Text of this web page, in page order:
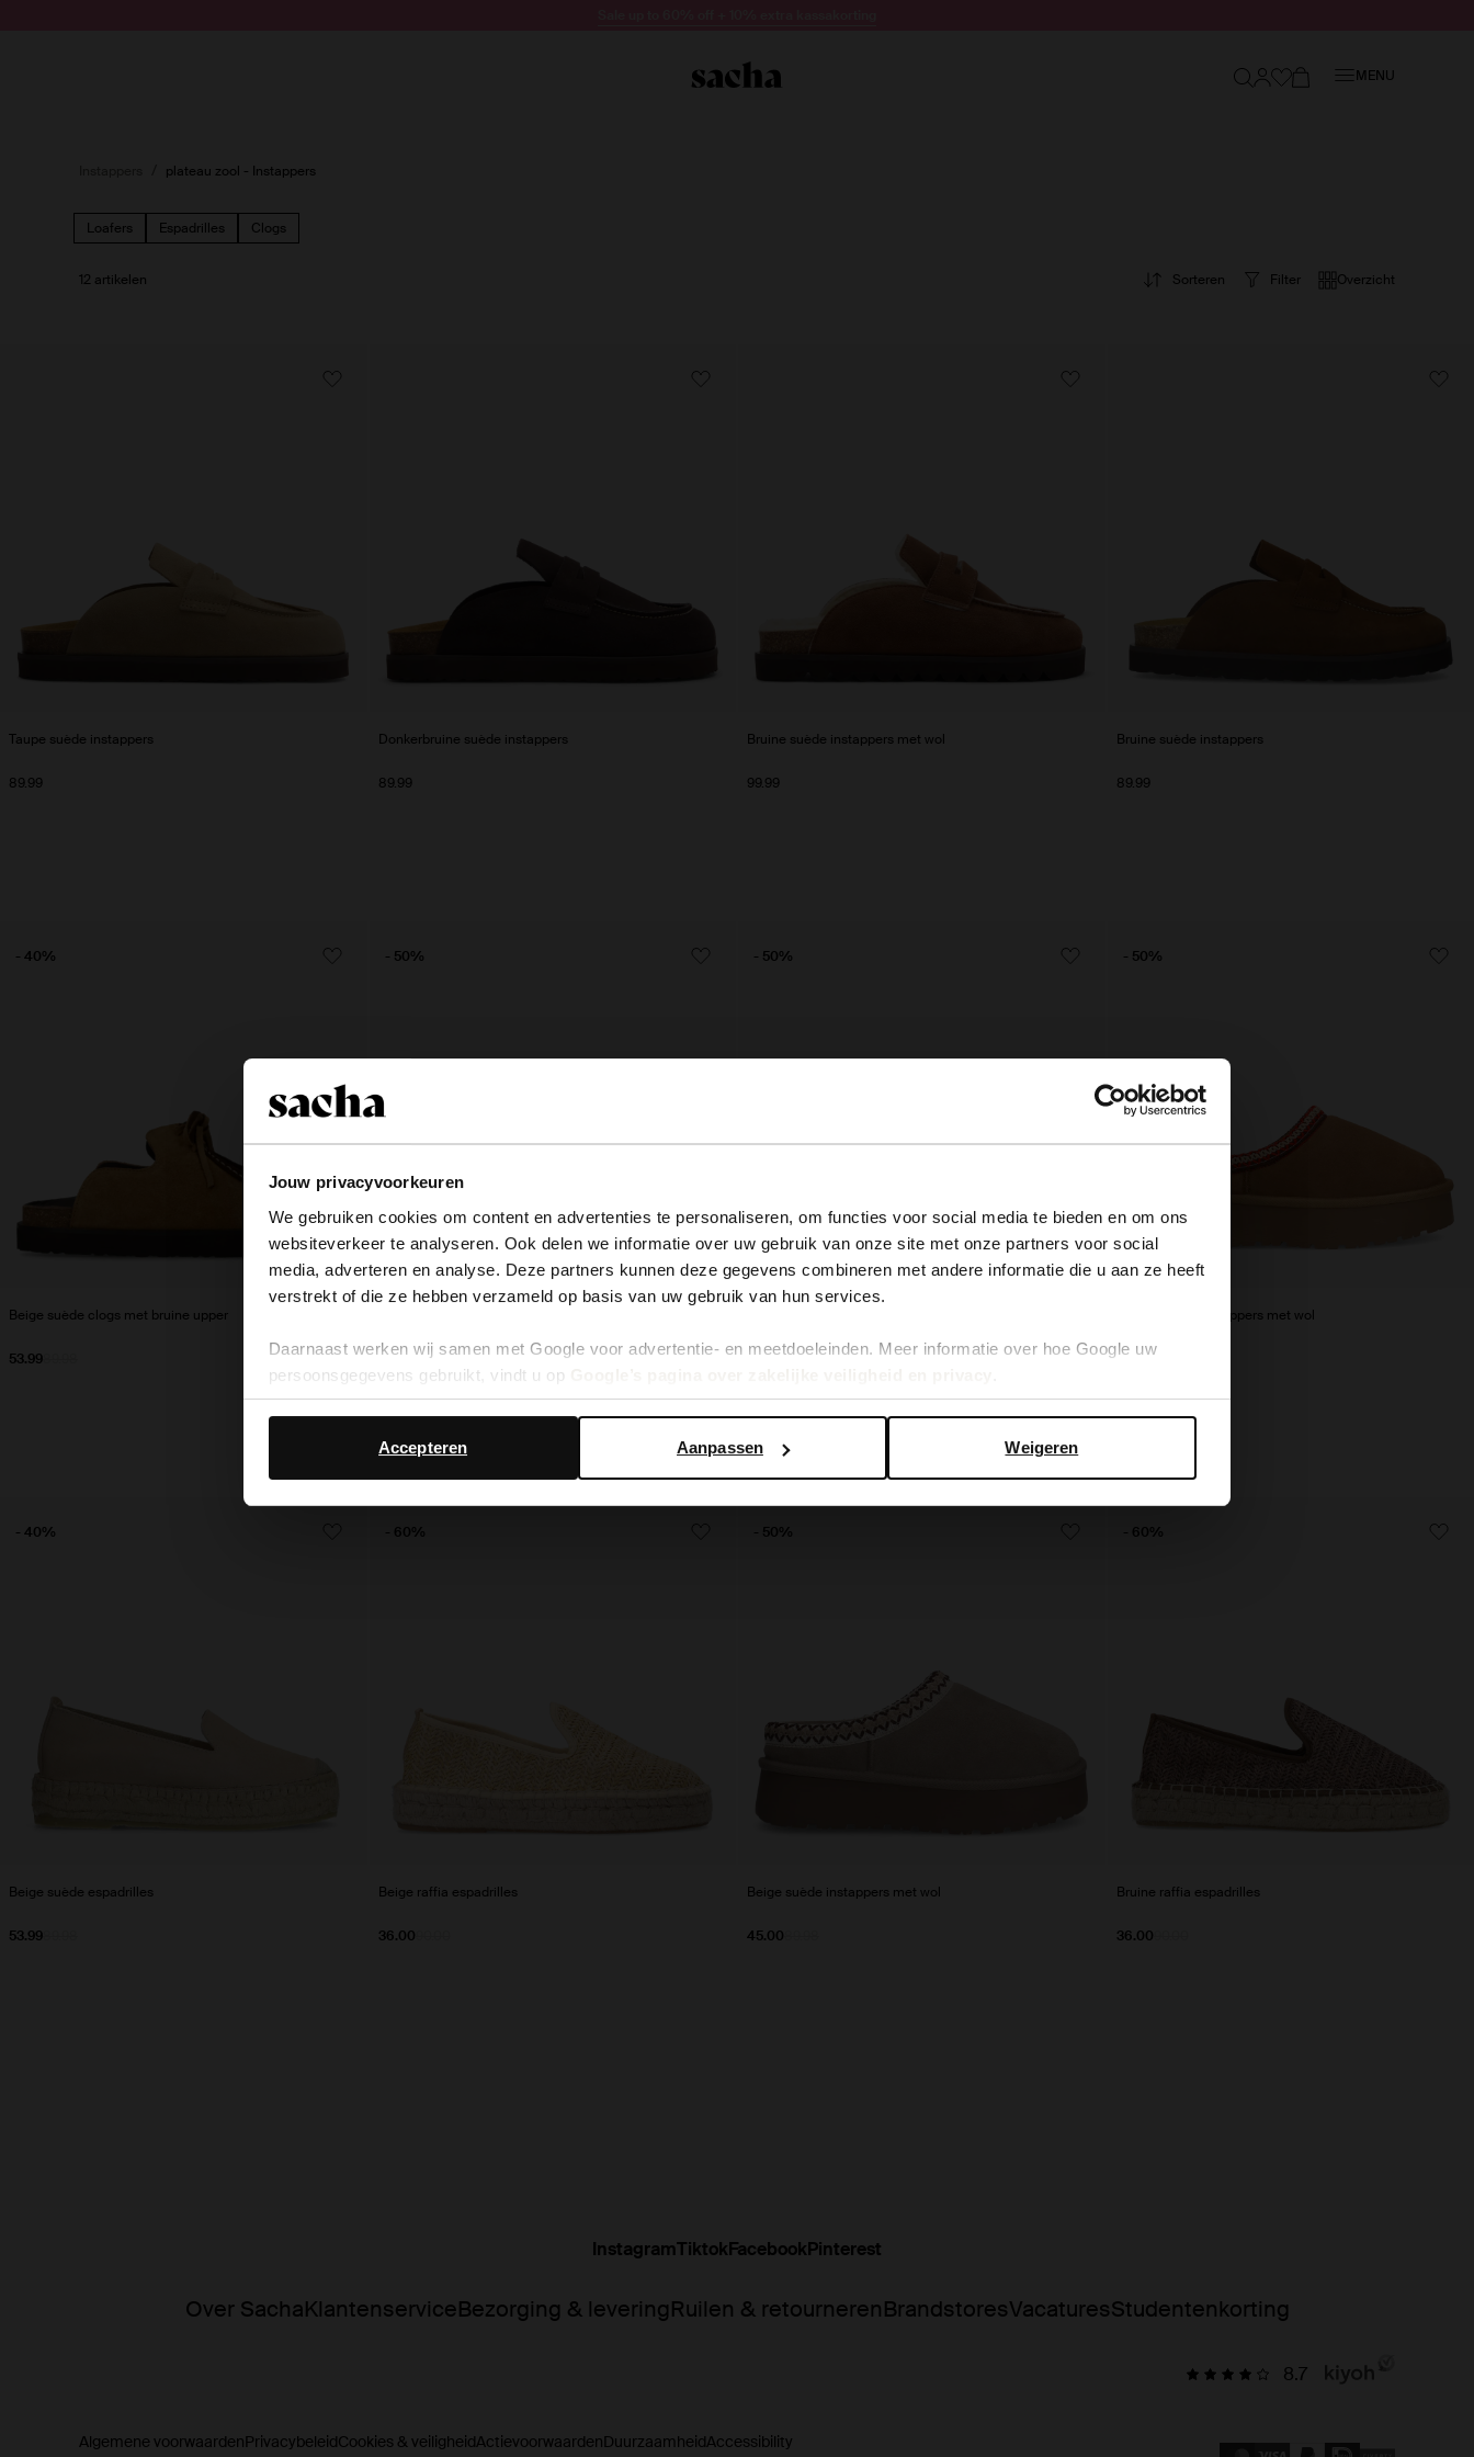
Jouw privacyvoorkeuren
We gebruiken cookies om content en advertenties te personaliseren, om functies voor social media te bieden en om ons
websiteverkeer te analyseren. Ook delen we informatie over uw gebruik van onze site met onze partners voor social
media, adverteren en analyse. Deze partners kunnen deze gegevens combineren met andere informatie die u aan ze heeft
verstrekt of die ze hebben verzameld op basis van uw gebruik van hun services.
Daarnaast werken wij samen met Google voor advertentie- en meetdoeleinden. Meer informatie over hoe Google uw
persoonsgegevens gebruikt, vindt u op
Weigeren
Aanpassen
Accepteren
MENU
plateau zool - Instappers
Loafers Espadrilles Clogs
Filter Overzicht
12 artikelen Sorteren
Taupe suède instappers
89.99
Donkerbruine suède instappers
89.99
Bruine suède instappers met wol
99.99
Bruine suède instappers
89.99
Beige suède clogs met bruine upper
53.99
- 40%
89.98
45.00
- 50%
89.98
45.00
- 50%
Bruine suède instappers met wol
89.98
45.00
- 50%
Beige suède espadrilles
53.99
- 40%
Beige raffia espadrilles
36.00
- 60%
Beige suède instappers met wol
45.00
- 50%
Bruine raffia espadrilles
36.00
- 60%
Over SachaKlantenserviceBezorging & leveringRuilen & retournerenBrandstoresVacaturesStudentenkorting
InstagramTiktokFacebookPinterest
8.7
Algemene voorwaardenPrivacybeleidCookies & veiligheidActievoorwaardenDuurzaamheidAccessibility
View this website in English?
It looks like your language isn't Dutch. Would you like to
switch to English?
Yes, switch to English No, stay in Dutch